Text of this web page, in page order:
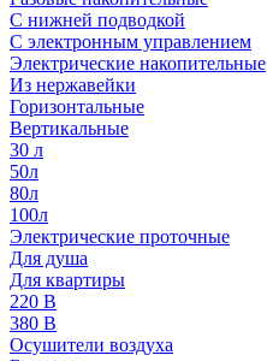
С нижней подводкой
С электронным управлением
Электрические накопительные
Из нержавейки
Горизонтальные
Вертикальные
30 л
50л
80л
100л
Электрические проточные
Для душа
Для квартиры
220 В
380 В
Осушители воздуха